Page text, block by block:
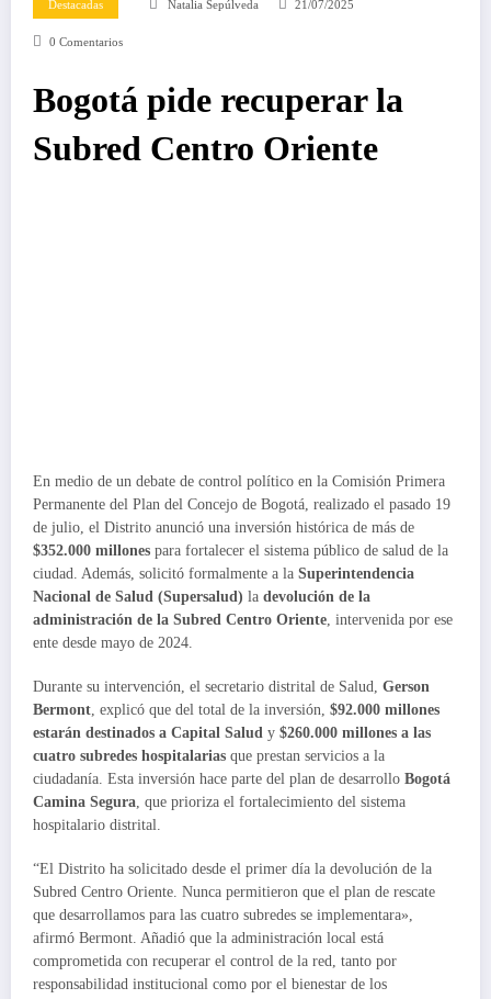
Destacadas Natalia Sepúlveda 21/07/2025
0 Comentarios
Bogotá pide recuperar la
Subred Centro Oriente
En medio de un debate de control político en la Comisión Primera
Permanente del Plan del Concejo de Bogotá, realizado el pasado 19
de julio, el Distrito anunció una inversión histórica de más de
$352.000 millones para fortalecer el sistema público de salud de la
ciudad. Además, solicitó formalmente a la Superintendencia
Nacional de Salud (Supersalud) la devolución de la
administración de la Subred Centro Oriente , intervenida por ese
ente desde mayo de 2024.
Durante su intervención, el secretario distrital de Salud, Gerson
Bermont, explicó que del total de la inversión, $92.000 millones
estarán destinados a Capital Salud y $260.000 millones a las
cuatro subredes hospitalarias que prestan servicios a la
ciudadanía. Esta inversión hace parte del plan de desarrollo Bogotá
Camina Segura, que prioriza el fortalecimiento del sistema
hospitalario distrital.
“El Distrito ha solicitado desde el primer día la devolución de la
Subred Centro Oriente. Nunca permitieron que el plan de rescate
que desarrollamos para las cuatro subredes se implementara»,
afirmó Bermont. Añadió que la administración local está
comprometida con recuperar el control de la red, tanto por
responsabilidad institucional como por el bienestar de los